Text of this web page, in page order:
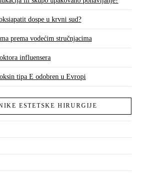
dospe u krvni sud?
prema vodećim stručnjacima
influensera
tipa E odobren u Evropi
ESTETSKE HIRURGIJE